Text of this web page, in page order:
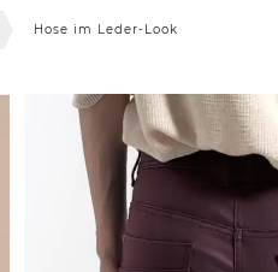
Hose im Leder-Look